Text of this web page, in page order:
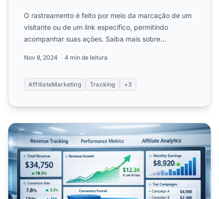
O rastreamento é feito por meio da marcação de um
visitante ou de um link específico, permitindo
acompanhar suas ações. Saiba mais sobre
Nov 8, 2024 4 min de leitura
AffiliateMarketing Tracking +3
Acompanhe Sua Receita de Afiliados: Guia Completo para